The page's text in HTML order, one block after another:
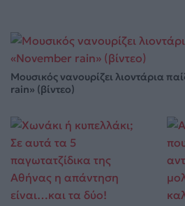
Μουσικός νανουρίζει λιοντάρια
rain» (βίντεο)